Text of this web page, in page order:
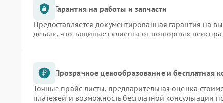
Гарантия на работы и запчасти
Предоставляется документированная гарантия на
детали, что защищает клиента от повторных
Прозрачное ценообразование и бесплатная
Точные прайс-листы, предварительная оценка
платежей и возможность бесплатной консультации